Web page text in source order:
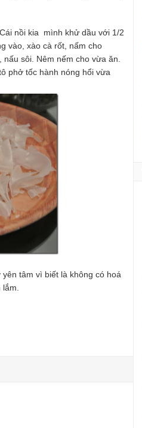
nồi kia mình khử dầu với 1/2
vào, xào cà rốt, nấm cho
sôi. Nêm nếm cho vừa ăn.
phở tốc hành nóng hổi vừa
tâm vì biết là không có hoá
lắm.